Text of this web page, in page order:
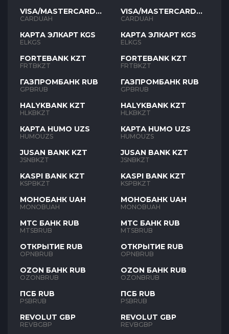
VISA/MASTERCARD
UAH
CARDUAH
КАРТА ЭЛКАРТ KGS
ELKGS
FORTEBANK KZT
FRTBKZT
ГАЗПРОМБАНК RUB
GPBRUB
HALYKBANK KZT
HLKBKZT
КАРТА HUMO UZS
HUMOUZS
JUSAN BANK KZT
JSNBKZT
KASPI BANK KZT
KSPBKZT
МОНОБАНК UAH
MONOBUAH
МТС БАНК RUB
MTSBRUB
ОТКРЫТИЕ RUB
OPNBRUB
OZON БАНК RUB
OZONBRUB
ПСБ RUB
PSBRUB
REVOLUT GBP
REVBGBP
VISA/MASTERCARD
UAH
CARDUAH
КАРТА ЭЛКАРТ KGS
ELKGS
FORTEBANK KZT
FRTBKZT
ГАЗПРОМБАНК RUB
GPBRUB
HALYKBANK KZT
HLKBKZT
КАРТА HUMO UZS
HUMOUZS
JUSAN BANK KZT
JSNBKZT
KASPI BANK KZT
KSPBKZT
МОНОБАНК UAH
MONOBUAH
МТС БАНК RUB
MTSBRUB
ОТКРЫТИЕ RUB
OPNBRUB
OZON БАНК RUB
OZONBRUB
ПСБ RUB
PSBRUB
REVOLUT GBP
REVBGBP